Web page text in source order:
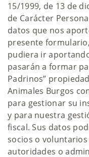
15/1999, de 13 de
de Carácter
datos que nos
presente
pudiera ir
pasarán a formar
Padrinos”
Animales Burgos
para gestionar su
y para nuestra
fiscal. Sus datos
socios o voluntarios
autoridades o